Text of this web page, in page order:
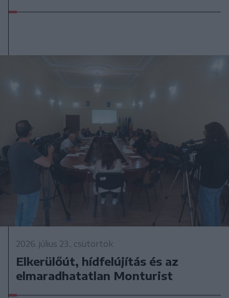
2026. július 23., csütörtök
Elkerülőút, hídfelújítás és az
elmaradhatatlan Monturist